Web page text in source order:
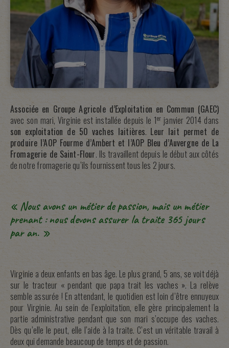
Associée en Groupe Agricole d’Exploitation en Commun (GAEC)
avec son mari, Virginie est installée depuis le 1er janvier 2014 dans
son exploitation de 50 vaches laitières. Leur lait permet de
produire l’AOP Fourme d’Ambert et l’AOP Bleu d’Auvergne de La
Fromagerie de Saint-Flour. Ils travaillent depuis le début aux côtés
de notre fromagerie qu’ils fournissent tous les 2 jours.
« Nous avons un métier de passion, mais un métier
prenant : nous devons assurer la traite 365 jours
par an. »
Virginie a deux enfants en bas âge. Le plus grand, 5 ans, se voit déjà
sur le tracteur « pendant que papa trait les vaches ». La relève
semble assurée ! En attendant, le quotidien est loin d’être ennuyeux
pour Virginie. Au sein de l’exploitation, elle gère principalement la
partie administrative pendant que son mari s’occupe des vaches.
Dès qu’elle le peut, elle l’aide à la traite. C’est un véritable travail à
deux qui demande beaucoup de temps et de passion.